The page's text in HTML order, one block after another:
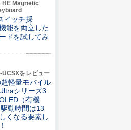
HE Magnetic
イッチ採
能を両立した
ドを試してみ
をレビュー
軽量モバイル
シリーズ3
（有機
動時間は13
くなる要素し